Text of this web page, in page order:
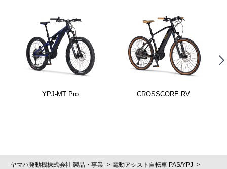
YPJ-MT Pro CROSSCORE RV
ヤマハ発動機株式会社 製品・事業
電動アシスト自転車 PAS/YPJ